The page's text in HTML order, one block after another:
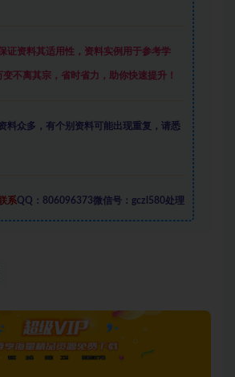
证资料其适用性，资料实例 用于参考学
变不离其宗，省时省力，助你快速提升！
料众多，有个别资料可能出现重复，请悉
系QQ：806096373微信号：gczl580处理